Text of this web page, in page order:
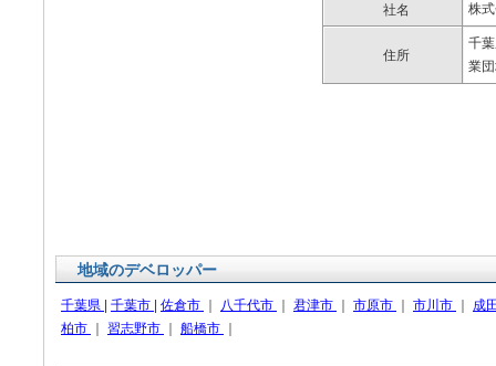
社名 株
住所
千
業
地域のデベロッパー
千葉県 千葉市 佐倉市 八千代市 君津市 市原市 市川市
成
柏市
習志野市 船橋市